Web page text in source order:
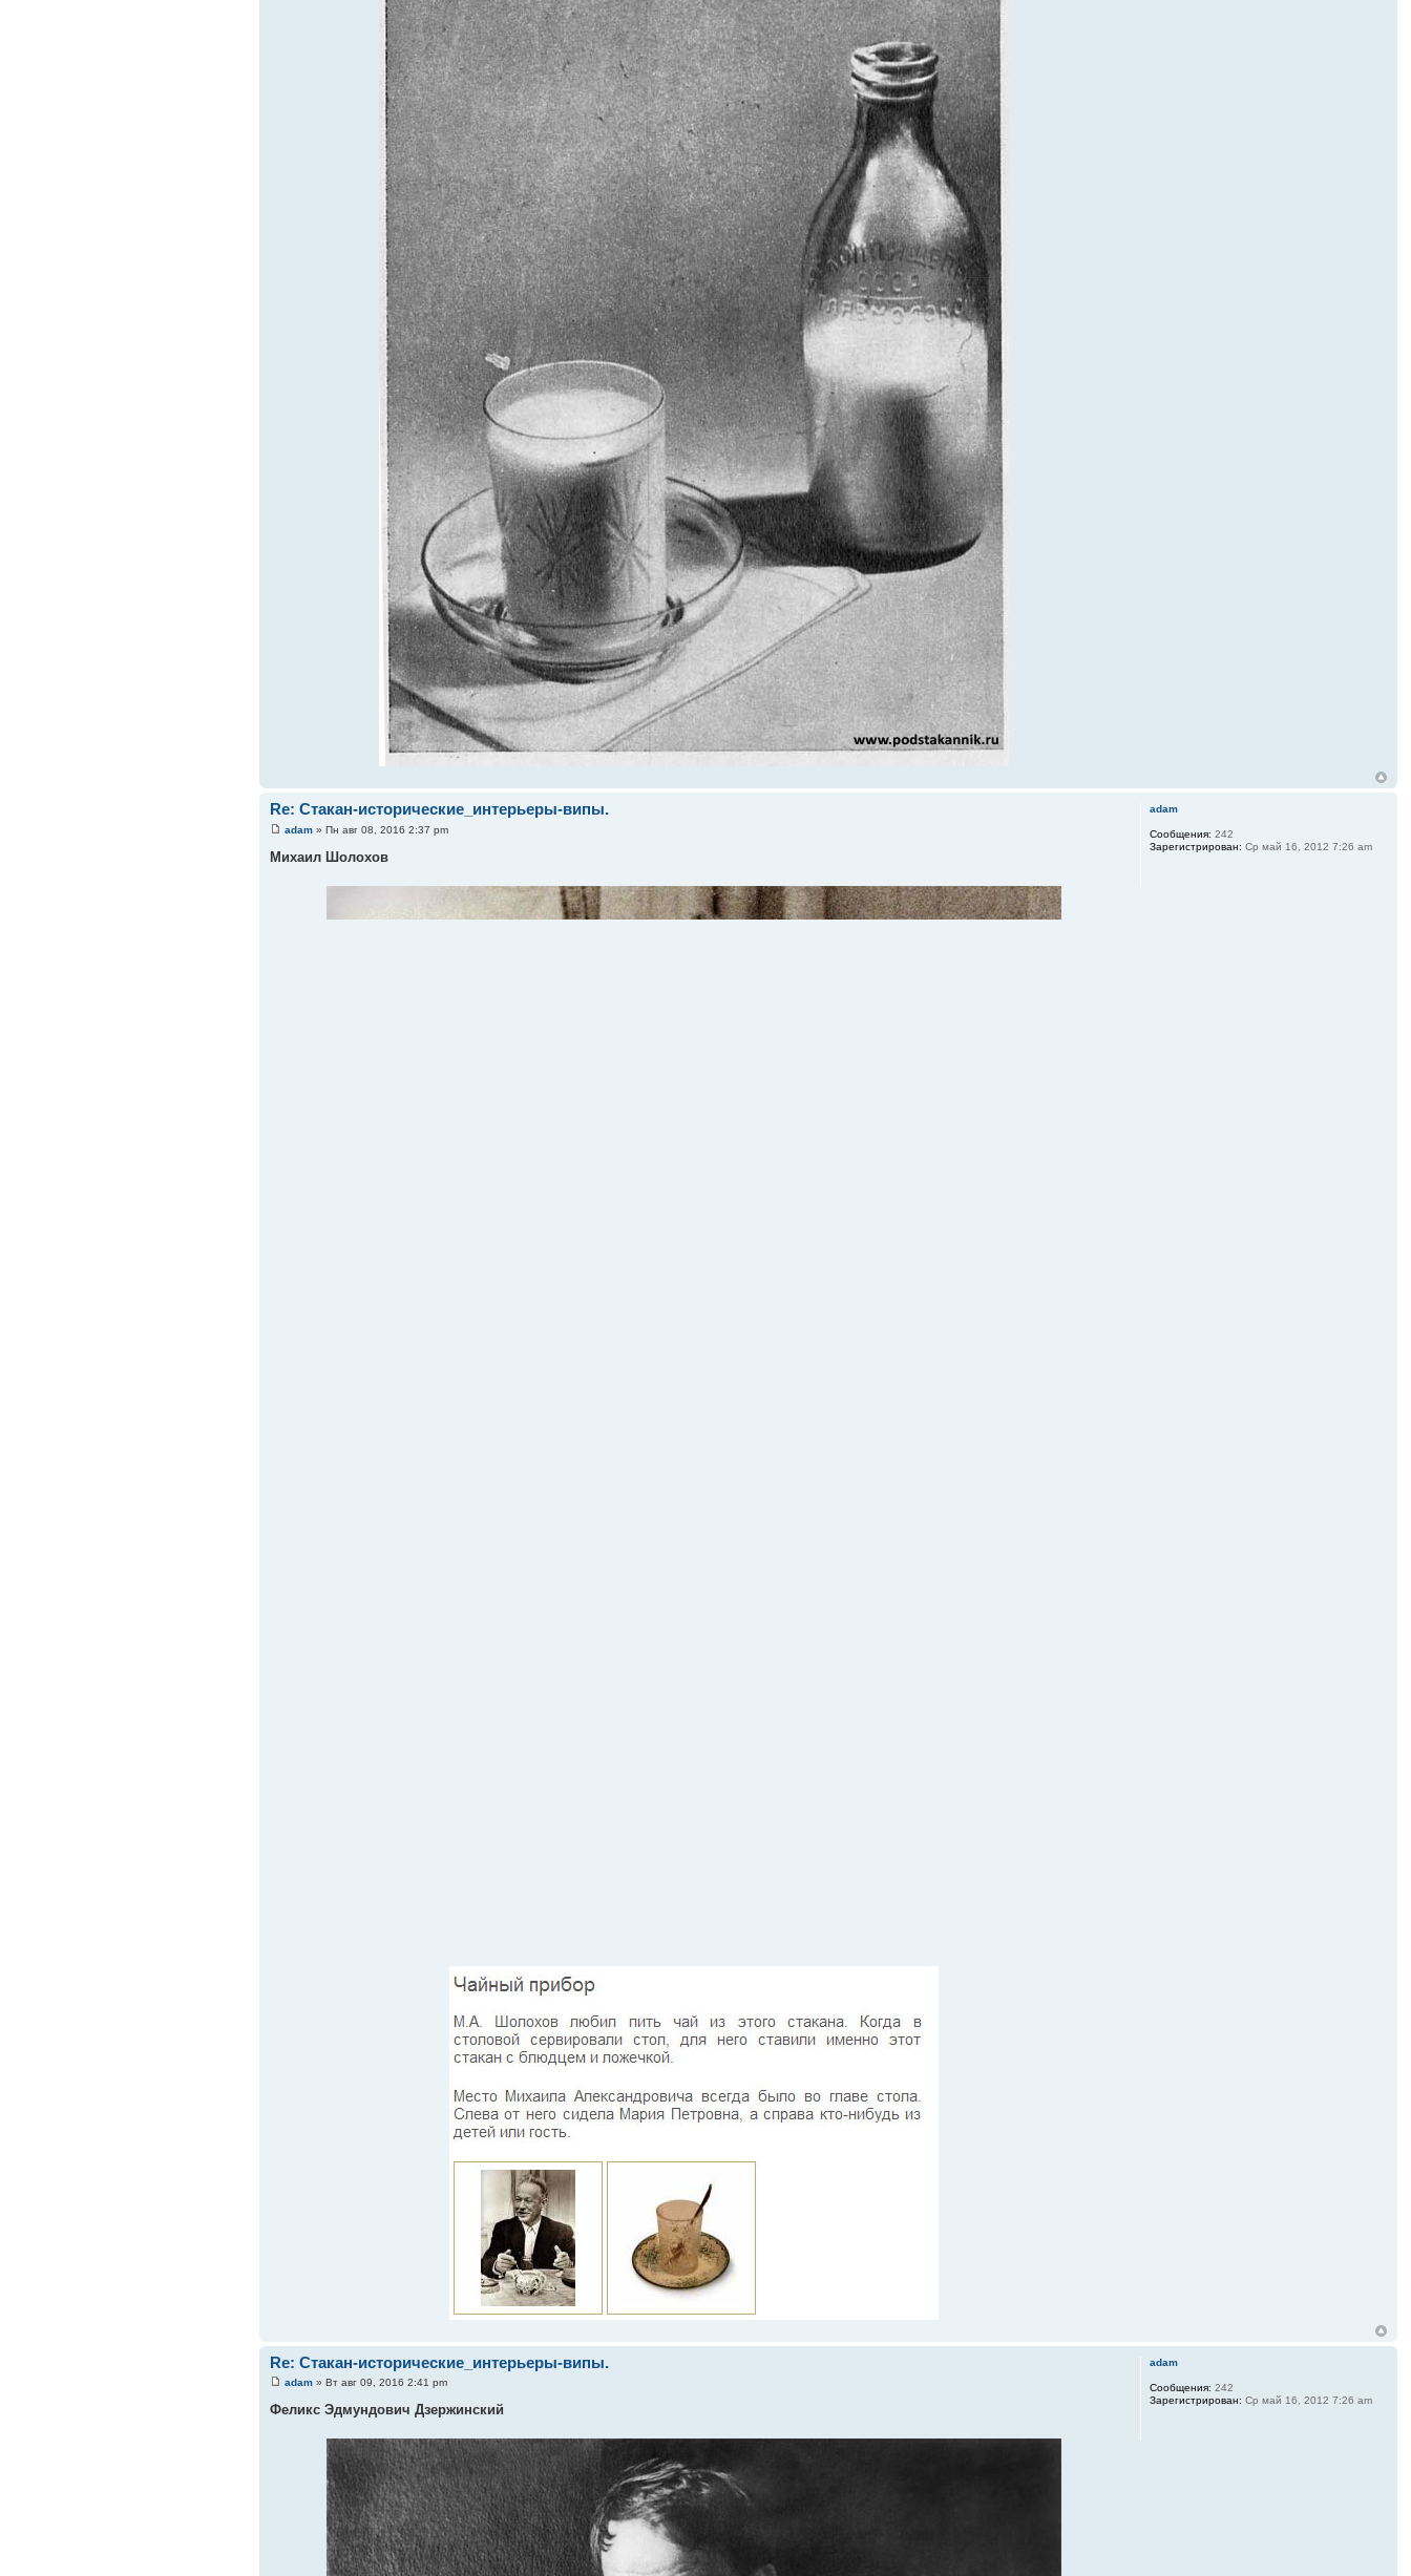
Re: Стакан-исторические_интерьеры-випы.
adam » Пн авг 08, 2016 2:37 pm
Михаил Шолохов
adam
Сообщения: 242
Зарегистрирован: Ср май 16, 2012 7:26 am
Re: Стакан-исторические_интерьеры-випы.
adam » Вт авг 09, 2016 2:41 pm
Феликс Эдмундович Дзержинский
adam
Сообщения: 242
Зарегистрирован: Ср май 16, 2012 7:26 am